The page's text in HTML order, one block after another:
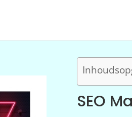
SEO